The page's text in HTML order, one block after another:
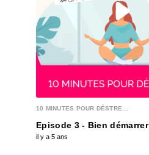
10 MINUTES POUR DÉSTRE...
Episode 3 - Bien
il y a 5 ans